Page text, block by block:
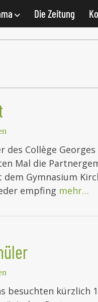
Die Zeitung
Collège Georges
Mal die
Gymnasium
empfing mehr…
besuchten kürzlich